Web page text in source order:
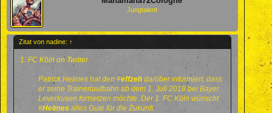
Jungtalent
Zitat von nadine: ↑
1. FC Köln on Twitter
Patrick Helmes hat den #effzeh darüber informiert, dass
er seine Trainerlaufbahn ab dem 1. Juli 2018 bei Bayer
Leverkusen fortsetzen möchte. Der 1. FC Köln wünscht
#Helmes alles Gute für die Zukunft.​